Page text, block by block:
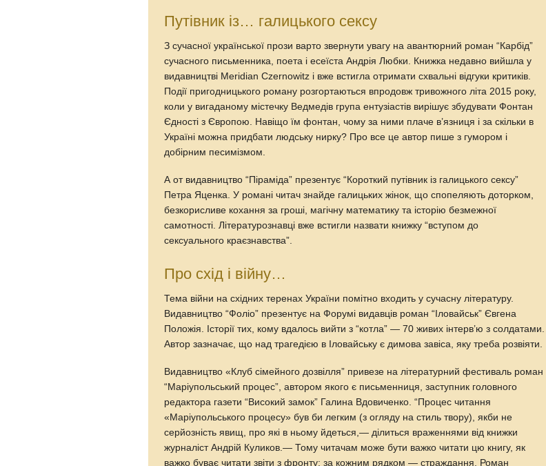
Путівник із… галицького сексу
З сучасної української прози варто звернути увагу на авантюрний роман “Карбід”
сучасного письменника, поета і есеїста Андрія Любки. Книжка недавно вийшла у
видавництві Meridian Czernowitz і вже встигла отримати схвальні відгуки критиків.
Події пригодницького роману розгортаються впродовж тривожного літа 2015 року,
коли у вигаданому містечку Ведмедів група ентузіастів вирішує збудувати Фонтан
Єдності з Європою. Навіщо їм фонтан, чому за ними плаче в’язниця і за скільки в
Україні можна придбати людську нирку? Про все це автор пише з гумором і
добірним песимізмом.
А от видавництво “Піраміда” презентує “Короткий путівник із галицького сексу”
Петра Яценка. У романі читач знайде галицьких жінок, що спопеляють доторком,
безкорисливе кохання за гроші, магічну математику та історію безмежної
самотності. Літературознавці вже встигли назвати книжку “вступом до
сексуального краєзнавства”.
Про схід і війну…
Тема війни на східних теренах України помітно входить у сучасну літературу.
Видавництво “Фоліо” презентує на Форумі видавців роман “Іловайськ” Євгена
Положія. Історії тих, кому вдалось вийти з “котла” — 70 живих інтерв’ю з солдатами.
Автор зазначає, що над трагедією в Іловайську є димова завіса, яку треба розвіяти.
Видавництво «Клуб сімейного дозвілля” привезе на літературний фестиваль роман
“Маріупольський процес”, автором якого є письменниця, заступник головного
редактора газети “Високий замок” Галина Вдовиченко. “Процес читання
«Маріупольського процесу» був би легким (з огляду на стиль твору), якби не
серйозність явищ, про які в ньому йдеться,— ділиться враженнями від книжки
журналіст Андрій Куликов.— Тому читачам може бути важко читати цю книгу, як
важко буває читати звіти з фронту: за кожним рядком — страждання. Роман